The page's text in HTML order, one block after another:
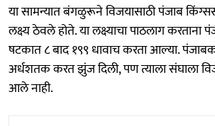
या सामन्यात बंगळुरूने विजयासाठी पंजाब
लक्ष्य ठेवले होते. या लक्ष्याचा पाठलाग करताना
षटकात ८ बाद १९९ धावाच करता आल्या.
अर्धशतक करत झुंज दिली, पण त्याला संघाला
आले नाही.